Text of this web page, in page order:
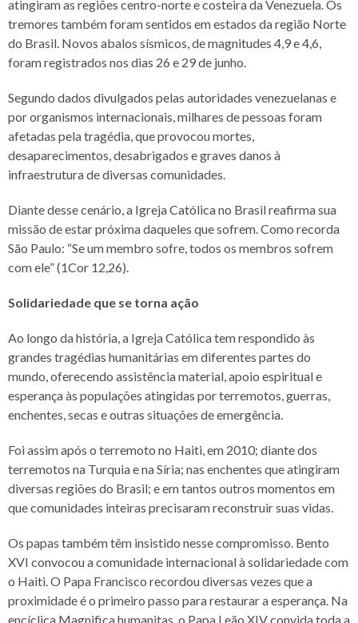
atingiram as regiões centro-norte e costeira da Venezuela. Os
tremores também foram sentidos em estados da região Norte
do Brasil. Novos abalos sísmicos, de magnitudes 4,9 e 4,6,
foram registrados nos dias 26 e 29 de junho.
Segundo dados divulgados pelas autoridades venezuelanas e
por organismos internacionais, milhares de pessoas foram
afetadas pela tragédia, que provocou mortes,
desaparecimentos, desabrigados e graves danos à
infraestrutura de diversas comunidades.
Diante desse cenário, a Igreja Católica no Brasil reafirma sua
missão de estar próxima daqueles que sofrem. Como recorda
São Paulo: “Se um membro sofre, todos os membros sofrem
com ele” (1Cor 12,26).
Solidariedade que se torna ação
Ao longo da história, a Igreja Católica tem respondido às
grandes tragédias humanitárias em diferentes partes do
mundo, oferecendo assistência material, apoio espiritual e
esperança às populações atingidas por terremotos, guerras,
enchentes, secas e outras situações de emergência.
Foi assim após o terremoto no Haiti, em 2010; diante dos
terremotos na Turquia e na Síria; nas enchentes que atingiram
diversas regiões do Brasil; e em tantos outros momentos em
que comunidades inteiras precisaram reconstruir suas vidas.
Os papas também têm insistido nesse compromisso. Bento
XVI convocou a comunidade internacional à solidariedade com
o Haiti. O Papa Francisco recordou diversas vezes que a
proximidade é o primeiro passo para restaurar a esperança. Na
encíclica Magnifica humanitas, o Papa Leão XIV convida toda a